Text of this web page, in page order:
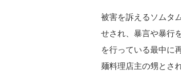
被害を訴えるソムタ
せされ、暴言や暴行
を行っている最中に
麺料理店主の甥とさ